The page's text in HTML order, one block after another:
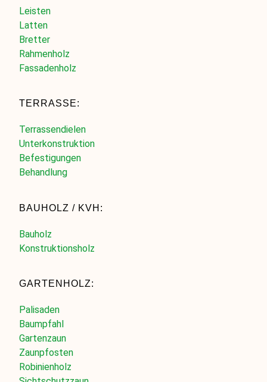
Leisten
Latten
Bretter
Rahmenholz
Fassadenholz
TERRASSE:
Terrassendielen
Unterkonstruktion
Befestigungen
Behandlung
BAUHOLZ / KVH:
Bauholz
Konstruktionsholz
GARTENHOLZ:
Palisaden
Baumpfahl
Gartenzaun
Zaunpfosten
Robinienholz